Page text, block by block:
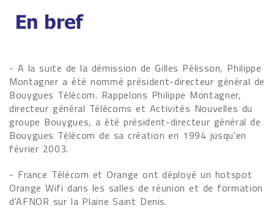
- A la suite de la démission de Gilles Pélisson, Philippe
Montagner a été nommé président-directeur général de
Bouygues Télécom. Rappelons Philippe Montagner,
directeur général Télécoms et Activités Nouvelles du
groupe Bouygues, a été président-directeur général de
Bouygues Télécom de sa création en 1994 jusqu'en
février 2003.
- France Télécom et Orange ont déployé un hotspot
Orange Wifi dans les salles de réunion et de formation
d'AFNOR sur la Plaine Saint Denis.